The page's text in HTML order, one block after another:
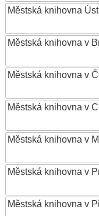
Městská knihovna
Městská knihovna v
Městská knihovna v
Městská knihovna v
Městská knihovna v
Městská knihovna v
Městská knihovna v